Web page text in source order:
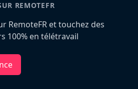
REMOTEFR
RemoteFR et touchez des
100% en télétravail